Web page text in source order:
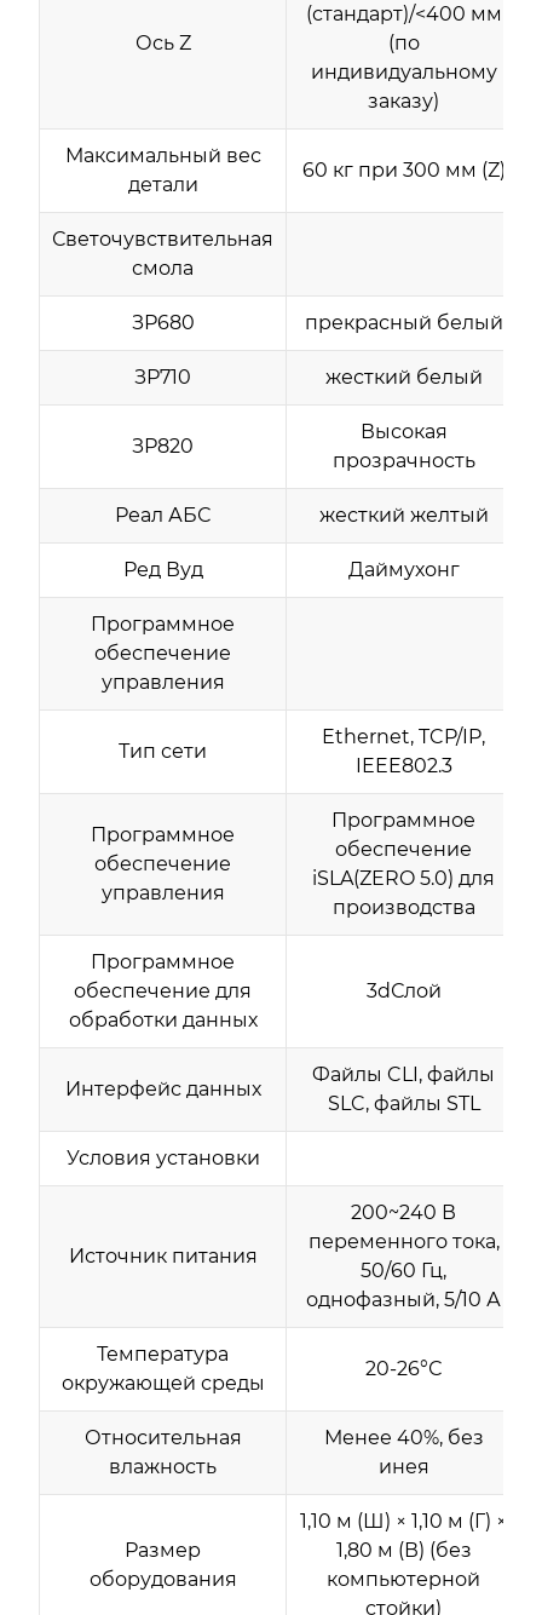
Ось Z
(стандарт)/<400 мм
(по
индивидуальному
заказу)
Максимальный вес
детали
60 кг при 300 мм (Z)
Светочувствительная
смола
ЗР680 прекрасный белый
ЗР710 жесткий белый
ЗР820
Высокая
прозрачность
Реал АБС жесткий желтый
Ред Вуд Даймухонг
Программное
обеспечение
управления
Тип сети
Ethernet, TCP/IP,
IEEE802.3
Программное
обеспечение
управления
Программное
обеспечение
iSLA(ZERO 5.0) для
производства
Программное
обеспечение для
обработки данных
3dСлой
Интерфейс данных
Файлы CLI, файлы
SLC, файлы STL
Условия установки
Источник питания
200~240 В
переменного тока,
50/60 Гц,
однофазный, 5/10 А
Температура
окружающей среды
20-26°С
Относительная
влажность
Менее 40%, без
инея
Размер
оборудования
1,10 м (Ш) × 1,10 м (Г) ×
1,80 м (В) (без
компьютерной
стойки)